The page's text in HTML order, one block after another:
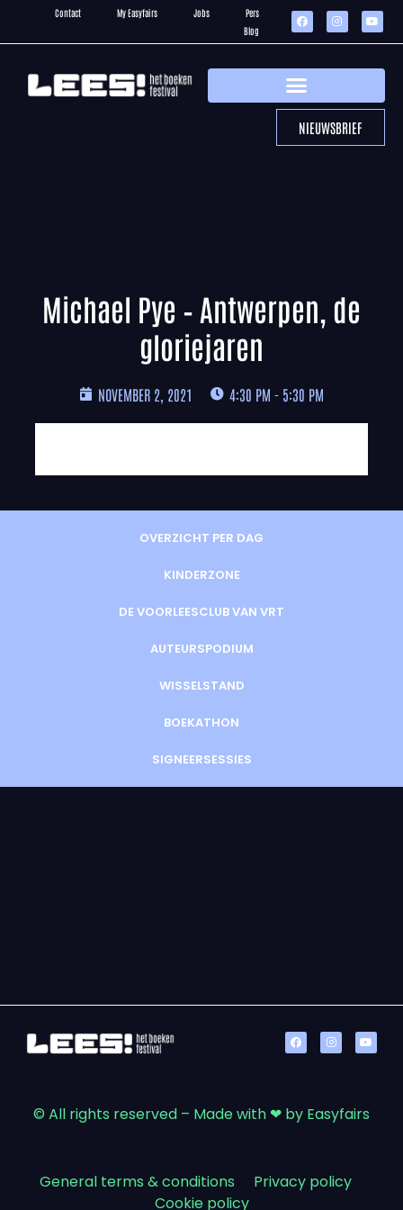
Contact My Easyfairs Jobs
Pers
Blog
NIEUWSBRIEF
OVERZICHT PER DAG
KINDERZONE
DE VOORLEESCLUB VAN VRT
AUTEURSPODIUM
WISSELSTAND
BOEKATHON
SIGNEERSESSIES
Michael Pye – Antwerpen, de
gloriejaren
NOVEMBER 2, 2021 4:30 PM - 5:30 PM
© All rights reserved – Made with ❤ by Easyfairs
General terms & conditions Privacy policy
Cookie policy